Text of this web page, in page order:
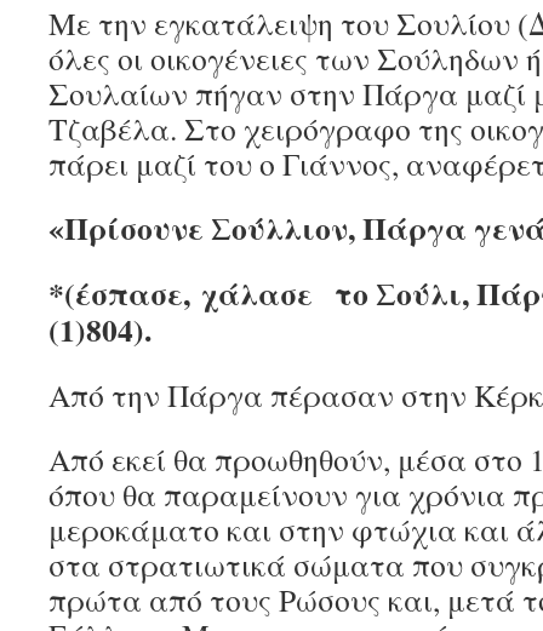
Με την εγκατάλειψη του Σουλίου
όλες οι οικογένειες των
Σουλαίων πήγαν στην Πάργα μαζί
Τζαβέλα. Στο χειρόγραφο της
πάρει μαζί του ο Γιάννος,
«Πρίσουνε Σούλλιον, Πάργα
*(έσπασε, χάλασε το Σούλι,
(1)804).
Από την Πάργα πέρασαν στην
Από εκεί θα προωθηθούν, μέσα στο
όπου θα παραμείνουν για χρόνια
μεροκάματο και στην φτώχια και
στα στρατιωτικά σώματα που
πρώτα από τους Ρώσους και, μετά